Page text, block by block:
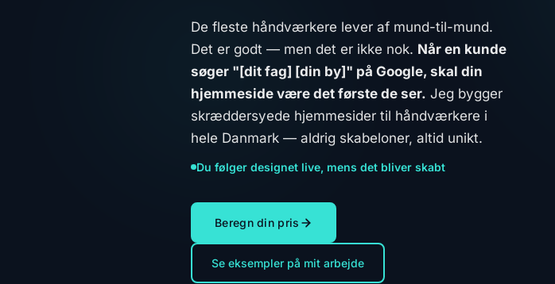
De fleste håndværkere lever af mund-til-mund.
Det er godt — men det er ikke nok. Når en kunde
søger "[dit fag] [din by]" på Google, skal din
hjemmeside være det første de ser. Jeg bygger
skræddersyede hjemmesider til håndværkere i
hele Danmark — aldrig skabeloner, altid unikt.
Du følger designet live, mens det bliver skabt
Beregn din pris
Se eksempler på mit arbejde